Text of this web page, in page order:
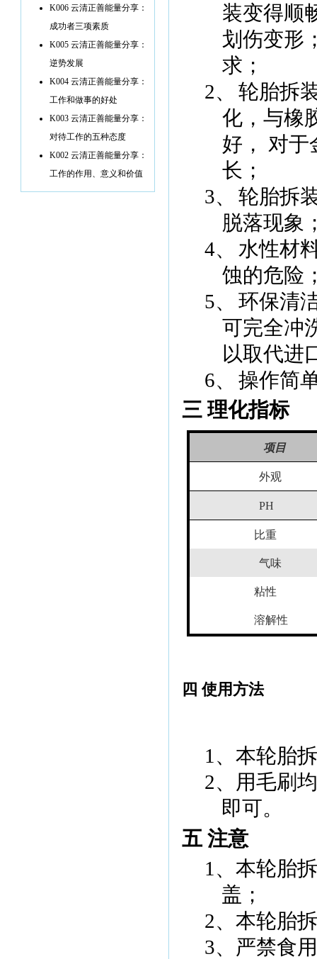
K006 云清正善能量分享：
成功者三项素质
K005 云清正善能量分享：
逆势发展
K004 云清正善能量分享：
工作和做事的好处
K003 云清正善能量分享：
对待工作的五种态度
K002 云清正善能量分享：
工作的作用、意义和价值
装变得顺
划伤变形
求；
2、
轮胎拆
化，与橡
好，
对于
长；
3、
轮胎拆
脱落现象
4、
水性材
蚀的危险
5、
环保清
可完全冲
以取代进
6、
操作简
三 理化指标
项目
外观
PH
比重
气味
粘性
溶解性
四 使用方法
1、本轮胎
2、 用毛刷
即可。
五 注意
1、 本轮胎
盖；
2、 本轮胎
3、 严禁食